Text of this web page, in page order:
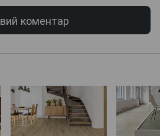
коментар